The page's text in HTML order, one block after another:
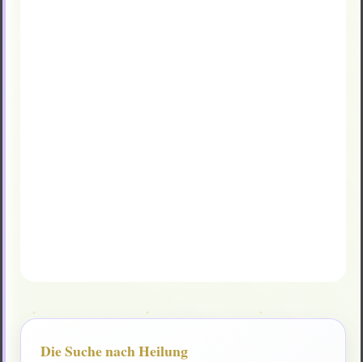
Die Suche nach Heilung